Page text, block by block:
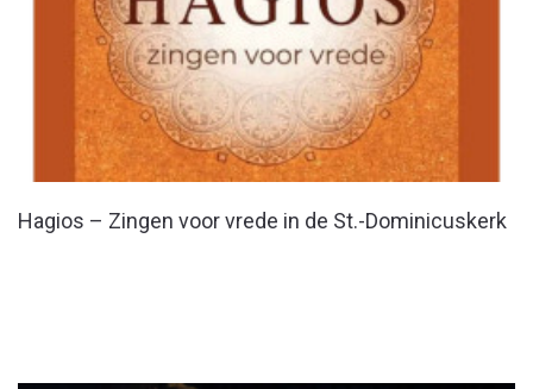
Hagios – Zingen voor vrede in de St.-Dominicuskerk